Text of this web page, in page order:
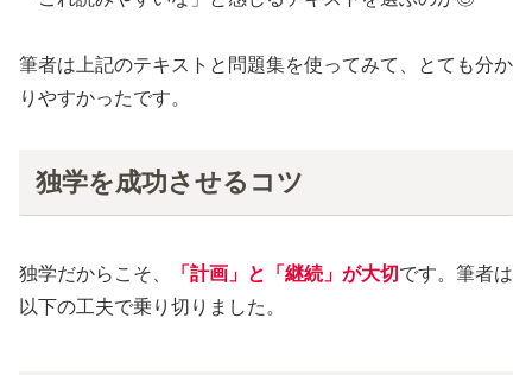
筆者は上記のテキストと問題集を使ってみて、とても分か
りやすかったです。
独学を成功させるコツ
独学だからこそ、 「計画」と「継続」が大切です。筆者は
以下の工夫で乗り切りました。